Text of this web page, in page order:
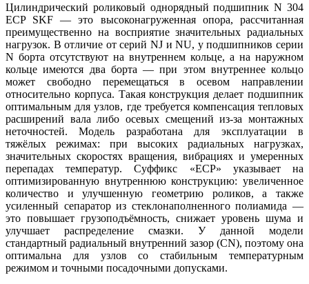
Цилиндрический роликовый однорядный подшипник N 304
ECP SKF — это высоконагруженная опора, рассчитанная
преимущественно на восприятие значительных радиальных
нагрузок. В отличие от серий NJ и NU, у подшипников серии
N борта отсутствуют на внутреннем кольце, а на наружном
кольце имеются два борта — при этом внутреннее кольцо
может свободно перемещаться в осевом направлении
относительно корпуса. Такая конструкция делает подшипник
оптимальным для узлов, где требуется компенсация тепловых
расширений вала либо осевых смещений из‑за монтажных
неточностей. Модель разработана для эксплуатации в
тяжёлых режимах: при высоких радиальных нагрузках,
значительных скоростях вращения, вибрациях и умеренных
перепадах температур. Суффикс «ECP» указывает на
оптимизированную внутреннюю конструкцию: увеличенное
количество и улучшенную геометрию роликов, а также
усиленный сепаратор из стеклонаполненного полиамида —
это повышает грузоподъёмность, снижает уровень шума и
улучшает распределение смазки. У данной модели
стандартный радиальный внутренний зазор (CN), поэтому она
оптимальна для узлов со стабильным температурным
режимом и точными посадочными допусками.